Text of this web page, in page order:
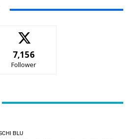
7,156
Follower
BLU